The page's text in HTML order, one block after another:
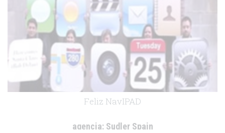
Feliz NavIPAD
agencia:Sudler Spain